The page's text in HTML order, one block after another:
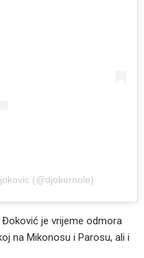
(@djokernole)
je vrijeme odmora
na Mikonosu i Parosu, ali i